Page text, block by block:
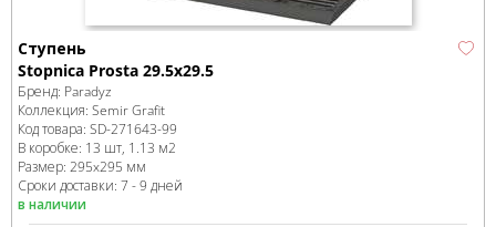
Ступень
Stopnica Prosta 29.5х29.5
Бренд: Paradyz
Коллекция: Semir Grafit
Код товара: SD-271643-99
В коробке: 13 шт, 1.13 м2
Размер: 295x295 мм
Сроки доставки: 7 - 9 дней
в наличии